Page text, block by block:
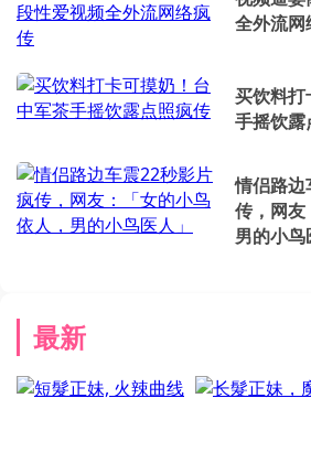
全外流网
买饮料打
手摇饮露
情侣路边
传，网友
男的小鸟
最新